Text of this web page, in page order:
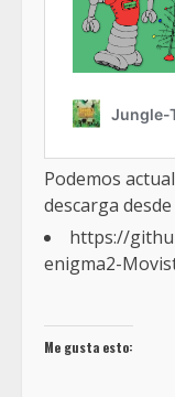
Podemos
descarga
https://
enigma2-
Me gusta esto: